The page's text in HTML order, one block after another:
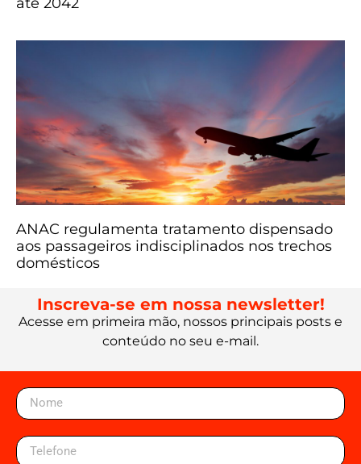
até 2042
ANAC regulamenta tratamento dispensado
aos passageiros indisciplinados nos trechos
domésticos
Inscreva-se em nossa newsletter!
Acesse em primeira mão, nossos principais posts e
conteúdo no seu e-mail.